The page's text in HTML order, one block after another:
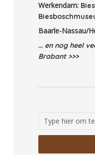
Werkendam:
Baarle-Nassau/
... en nog heel
Brabant >>>